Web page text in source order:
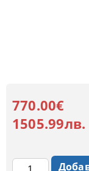
770.00€
1505.99лв.